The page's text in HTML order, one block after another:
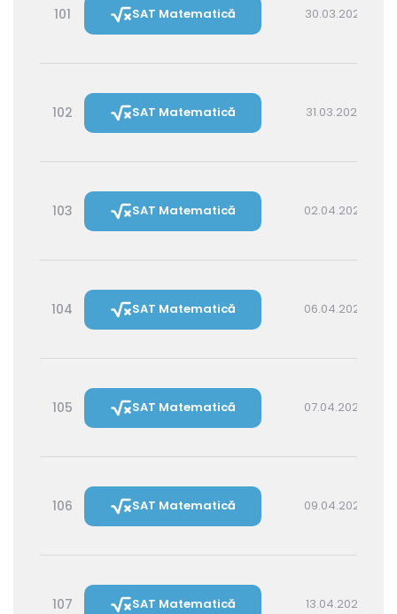
101 SAT Matematică 30.03.2027 16:00
102 SAT Matematică 31.03.2027 14:30
103 SAT Matematică 02.04.2027 16:00
104 SAT Matematică 06.04.2027 16:00
105 SAT Matematică 07.04.2027 14:30
106 SAT Matematică 09.04.2027 16:00
107 SAT Matematică 13.04.2027 16:00